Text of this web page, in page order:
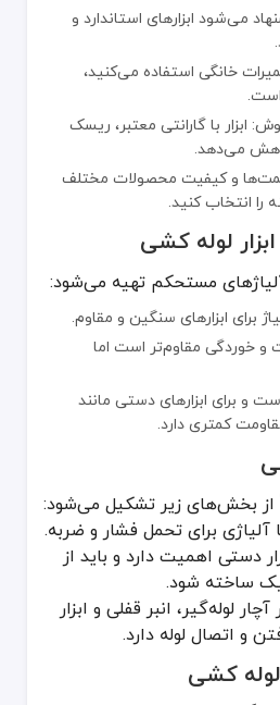
می‌شود ابزارهای استاندارد و
خانگی استفاده می‌کنید،
است.
ابزار با گارانتی معتبر، ریسک
می‌دهد.
و کیفیت محصولات مختلف
را انتخاب کنید.
لوله کشی
مستحکم تهیه می‌شود:
برای ابزارهای سنگین و مقاوم.
و خوردگی مقاوم‌تر است اما
و برای ابزارهای دستی مانند
کمتری دارد.
از بخش‌های زیر تشکیل می‌شود:
برای تحمل فشار و ضربه.
دستی اهمیت دارد و باید از
ساخته شود.
لوله‌گیر، انبر قفلی و ابزار
و اتصال لوله دارد.
کشی